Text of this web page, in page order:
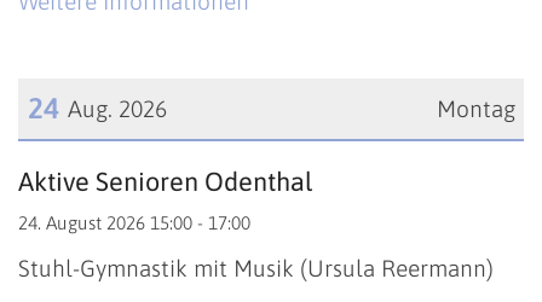
Montag
24 Aug. 2026
Datum: 24. August 2026
Aktive Senioren Odenthal
24. August 2026 15:00 - 17:00
Stuhl-Gymnastik mit Musik (Ursula Reermann)